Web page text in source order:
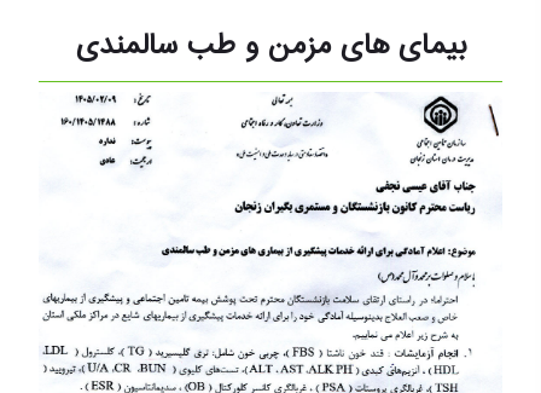
بیمای های مزمن و طب سالمندی